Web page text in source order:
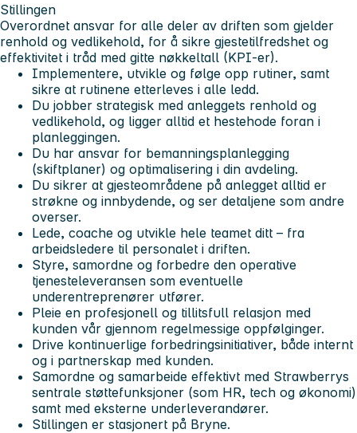
Stillingen
Overordnet ansvar for alle deler av driften som gjelder
renhold og vedlikehold, for å sikre gjestetilfredshet og
effektivitet i tråd med gitte nøkkeltall (KPI-er).
Implementere, utvikle og følge opp rutiner, samt
sikre at rutinene etterleves i alle ledd.
Du jobber strategisk med anleggets renhold og
vedlikehold, og ligger alltid et hestehode foran i
planleggingen.
Du har ansvar for bemanningsplanlegging
(skiftplaner) og optimalisering i din avdeling.
Du sikrer at gjesteområdene på anlegget alltid er
strøkne og innbydende, og ser detaljene som andre
overser.
Lede, coache og utvikle hele teamet ditt – fra
arbeidsledere til personalet i driften.
Styre, samordne og forbedre den operative
tjenesteleveransen som eventuelle
underentreprenører utfører.
Pleie en profesjonell og tillitsfull relasjon med
kunden vår gjennom regelmessige oppfølginger.
Drive kontinuerlige forbedringsinitiativer, både internt
og i partnerskap med kunden.
Samordne og samarbeide effektivt med Strawberrys
sentrale støttefunksjoner (som HR, tech og økonomi)
samt med eksterne underleverandører.
Stillingen er stasjonert på Bryne.